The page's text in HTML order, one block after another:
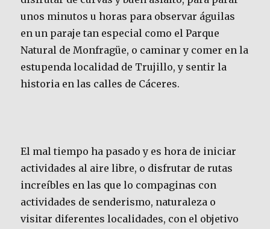
unos minutos u horas para observar águilas
en un paraje tan especial como el Parque
Natural de Monfragüe, o caminar y comer en la
estupenda localidad de Trujillo, y sentir la
historia en las calles de Cáceres.
El mal tiempo ha pasado y es hora de iniciar
actividades al aire libre, o disfrutar de rutas
increíbles en las que lo compaginas con
actividades de senderismo, naturaleza o
visitar diferentes localidades, con el objetivo